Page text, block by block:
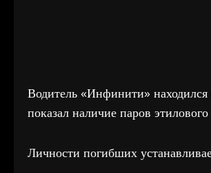
Водитель «Инфинити» находился
показал наличие паров
Личности погибших